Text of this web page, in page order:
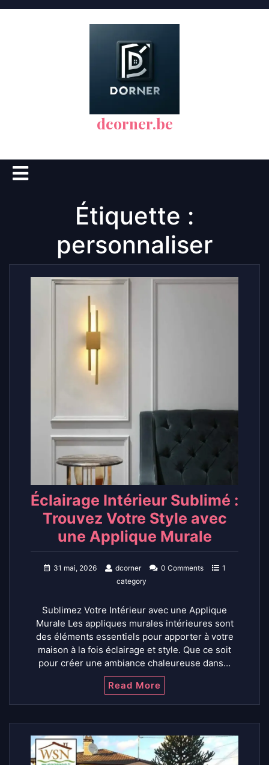
dcorner.be
Open
Button
Étiquette :
personnaliser
Éclairage Intérieur Sublimé :
Trouvez Votre Style avec
une Applique Murale
31 mai, 2026 dcorner 0 Comments
1
category
Sublimez Votre Intérieur avec une Applique
Murale Les appliques murales intérieures sont
des éléments essentiels pour apporter à votre
maison à la fois éclairage et style. Que ce soit
pour créer une ambiance chaleureuse dans…
Read More